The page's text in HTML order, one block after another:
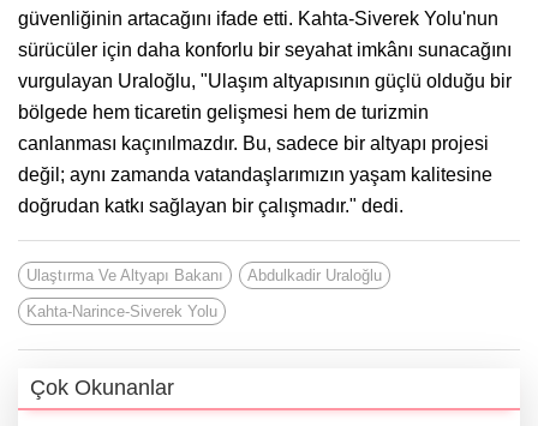
güvenliğinin artacağını ifade etti. Kahta-Siverek Yolu'nun
sürücüler için daha konforlu bir seyahat imkânı sunacağını
vurgulayan Uraloğlu, "Ulaşım altyapısının güçlü olduğu bir
bölgede hem ticaretin gelişmesi hem de turizmin
canlanması kaçınılmazdır. Bu, sadece bir altyapı projesi
değil; aynı zamanda vatandaşlarımızın yaşam kalitesine
doğrudan katkı sağlayan bir çalışmadır." dedi.
Ulaştırma Ve Altyapı Bakanı
Abdulkadir Uraloğlu
Kahta-Narince-Siverek Yolu
Çok Okunanlar